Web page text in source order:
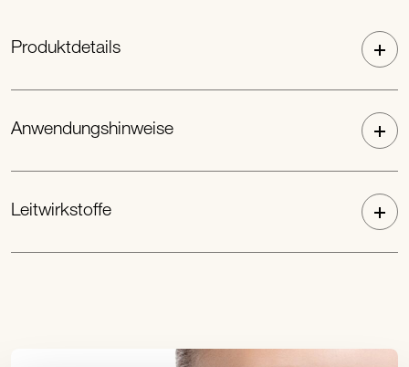
Produktdetails
Anwendungshinweise
Leitwirkstoffe